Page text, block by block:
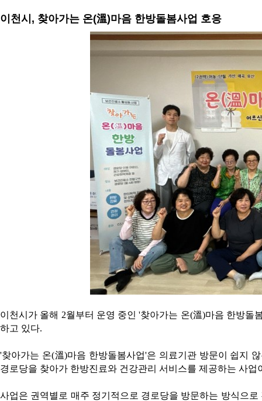
이천시, 찾아가는 온(溫)마음 한방돌봄사업 호응
이천시가 올해 2월부터 운영 중인 '찾아가는 온(溫)마음 한방
하고 있다.
'찾아가는 온(溫)마음 한방돌봄사업'은 의료기관 방문이 쉽지
경로당을 찾아가 한방진료와 건강관리 서비스를 제공하는 사업
사업은 권역별로 매주 정기적으로 경로당을 방문하는 방식으